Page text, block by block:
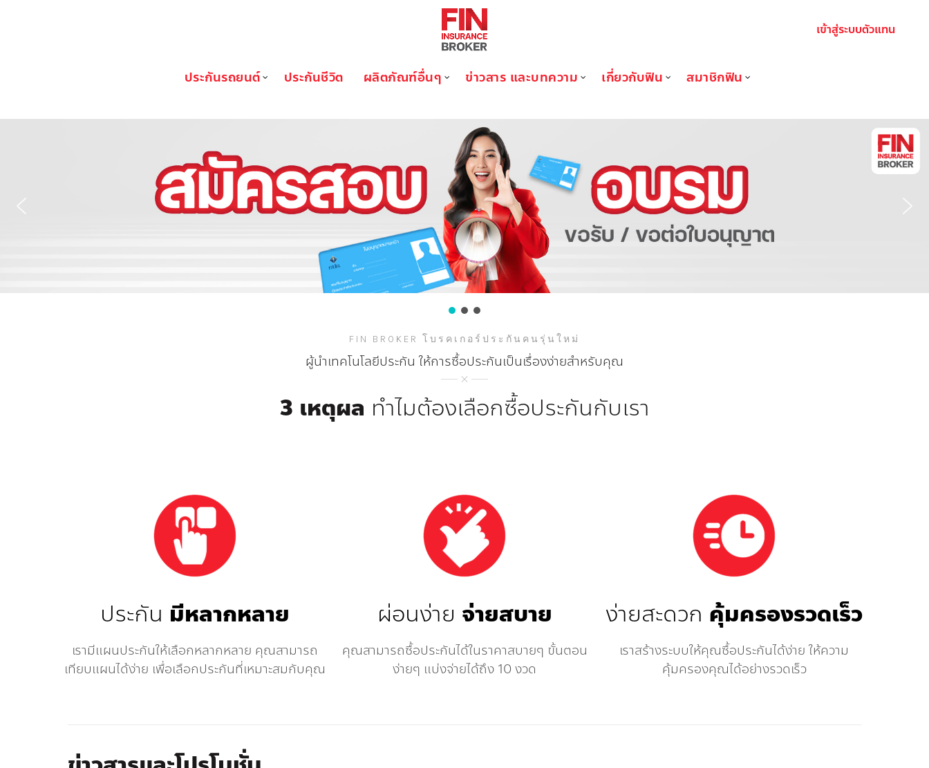
เข้าสู่ระบบตัวแทน
ประกันรถยนต์ ประกันชีวิต ผลิตภัณฑ์อื่นๆ ข่าวสาร และบทความ เกี่ยวกับฟิน สมาชิกฟิน
FIN BROKER โบรคเกอร์ประกันคนรุ่นใหม่
ผู้นำเทคโนโลยีประกัน ให้การซื้อประกันเป็นเรื่องง่ายสำหรับคุณ
3 เหตุผล ทำไมต้องเลือกซื้อประกันกับเรา
ประกัน มีหลากหลาย
เรามีแผนประกันให้เลือกหลากหลาย คุณสามารถ
เทียบแผนได้ง่าย เพื่อเลือกประกันที่เหมาะสมกับคุณ
ผ่อนง่าย จ่ายสบาย
คุณสามารถซื้อประกันได้ในราคาสบายๆ ขั้นตอน
ง่ายๆ แบ่งจ่ายได้ถึง 10 งวด
ง่ายสะดวก คุ้มครองรวดเร็ว
เราสร้างระบบให้คุณซื้อประกันได้ง่าย ให้ความ
คุ้มครองคุณได้อย่างรวดเร็ว